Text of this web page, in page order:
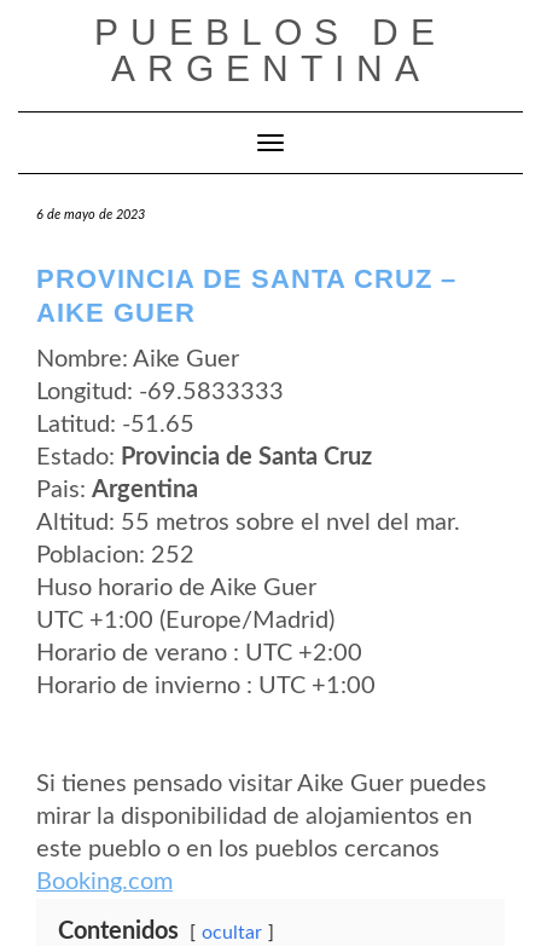
PUEBLOS DE
ARGENTINA
Cambiar modo de navegación
6 de mayo de 2023
PROVINCIA DE SANTA CRUZ –
AIKE GUER
Nombre: Aike Guer
Longitud: -69.5833333
Latitud: -51.65
Estado: Provincia de Santa Cruz
Pais: Argentina
Altitud: 55 metros sobre el nvel del mar.
Poblacion: 252
Huso horario de Aike Guer
UTC +1:00 (Europe/Madrid)
Horario de verano : UTC +2:00
Horario de invierno : UTC +1:00
Si tienes pensado visitar Aike Guer puedes
mirar la disponibilidad de alojamientos en
este pueblo o en los pueblos cercanos
Booking.com
Contenidos ocultar